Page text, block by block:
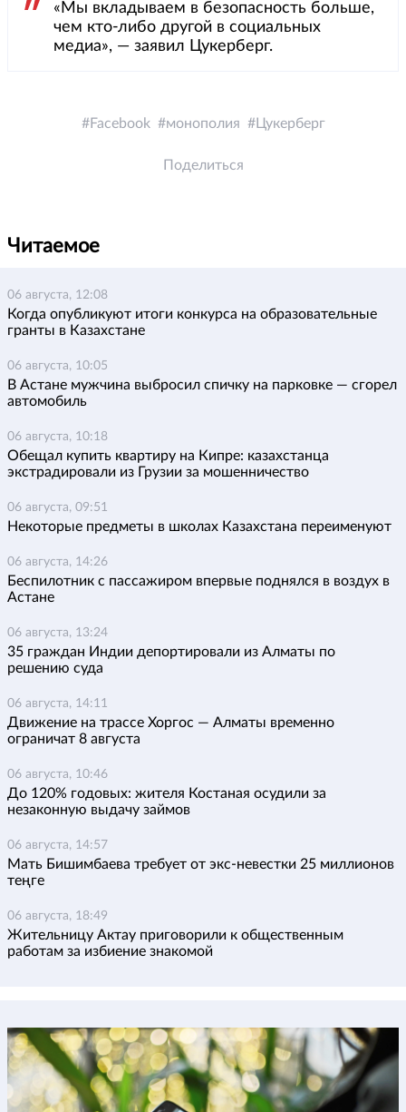
«Мы вкладываем в безопасность больше,
чем кто-либо другой в социальных
медиа», — заявил Цукерберг.
Facebook монополия Цукерберг
Поделиться
Читаемое
06 августа, 12:08
Когда опубликуют итоги конкурса на образовательные
гранты в Казахстане
06 августа, 10:05
В Астане мужчина выбросил спичку на парковке — сгорел
автомобиль
06 августа, 10:18
Обещал купить квартиру на Кипре: казахстанца
экстрадировали из Грузии за мошенничество
06 августа, 09:51
Некоторые предметы в школах Казахстана переименуют
06 августа, 14:26
Беспилотник с пассажиром впервые поднялся в воздух в
Астане
06 августа, 13:24
35 граждан Индии депортировали из Алматы по
решению суда
06 августа, 14:11
Движение на трассе Хоргос — Алматы временно
ограничат 8 августа
06 августа, 10:46
До 120% годовых: жителя Костаная осудили за
незаконную выдачу займов
06 августа, 14:57
Мать Бишимбаева требует от экс-невестки 25 миллионов
теңге
06 августа, 18:49
Жительницу Актау приговорили к общественным
работам за избиение знакомой